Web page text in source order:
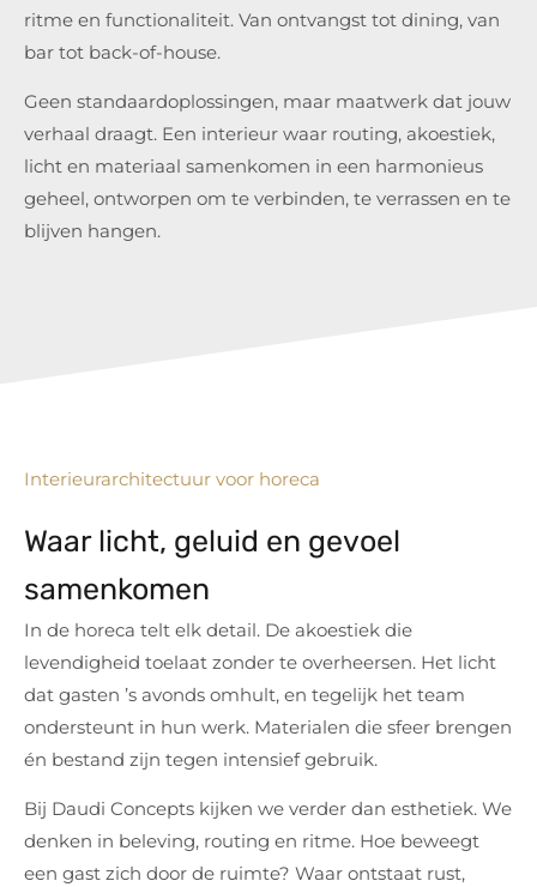
ritme en functionaliteit. Van ontvangst tot dining, van
bar tot back-of-house.
Geen standaardoplossingen, maar maatwerk dat jouw
verhaal draagt. Een interieur waar routing, akoestiek,
licht en materiaal samenkomen in een harmonieus
geheel, ontworpen om te verbinden, te verrassen en te
blijven hangen.
Interieurarchitectuur voor horeca
Waar licht, geluid en gevoel
samenkomen
In de horeca telt elk detail. De akoestiek die
levendigheid toelaat zonder te overheersen. Het licht
dat gasten ’s avonds omhult, en tegelijk het team
ondersteunt in hun werk. Materialen die sfeer brengen
én bestand zijn tegen intensief gebruik.
Bij Daudi Concepts kijken we verder dan esthetiek. We
denken in beleving, routing en ritme. Hoe beweegt
een gast zich door de ruimte? Waar ontstaat rust,